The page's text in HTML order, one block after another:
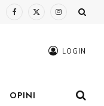
Facebook
X
Instagram
LOGIN
OPINI